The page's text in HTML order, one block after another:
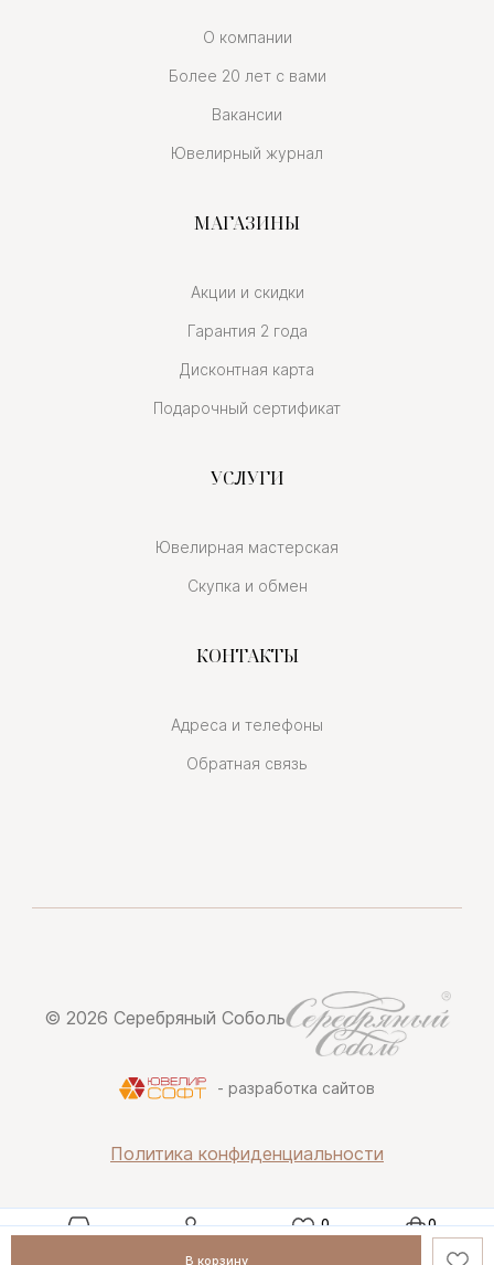
В корзину
О компании
Более 20 лет с вами
Вакансии
Ювелирный журнал
МАГАЗИНЫ
Акции и скидки
Гарантия 2 года
Дисконтная карта
Подарочный сертификат
УСЛУГИ
Ювелирная мастерская
Скупка и обмен
КОНТАКТЫ
Адреса и телефоны
Обратная связь
© 2026 Серебряный Соболь
- разработка сайтов
Политика конфиденциальности